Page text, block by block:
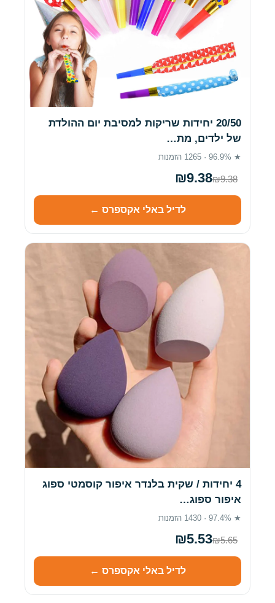
20/50 יחידות שריקות למסיבת יום ההולדת
של ילדים, מת…
★ 96.9% · 1265 הזמנות
₪9.38₪9.38
לדיל באלי אקספרס ←
4 יחידות / שקית בלנדר איפור קוסמטי ספוג
איפור ספוג…
★ 97.4% · 1430 הזמנות
₪5.53₪5.65
לדיל באלי אקספרס ←